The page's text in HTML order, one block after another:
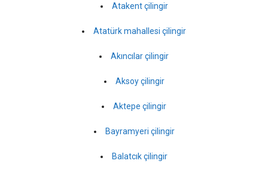
Atakent çilingir
Atatürk mahallesi çilingir
Akıncılar çilingir
Aksoy çilingir
Aktepe çilingir
Bayramyeri çilingir
Balatcık çilingir